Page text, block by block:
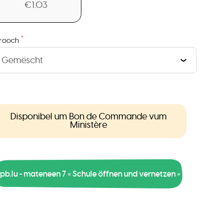
€1.03
*
Disponibel um Bon de Commande vum
Ministère
- mateneen 7 « Schule öffnen und vernetzen »